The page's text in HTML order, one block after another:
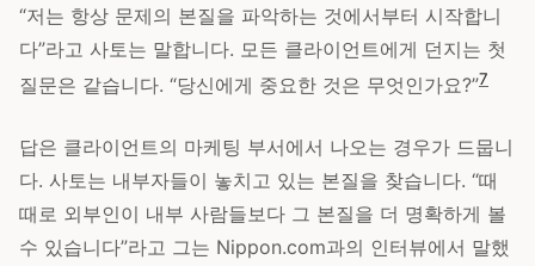
“저는 항상 문제의 본질을 파악하는 것에서부터 시작합니
다”라고 사토는 말합니다. 모든 클라이언트에게 던지는 첫
질문은 같습니다. “당신에게 중요한 것은 무엇인가요?”7
답은 클라이언트의 마케팅 부서에서 나오는 경우가 드뭅니
다. 사토는 내부자들이 놓치고 있는 본질을 찾습니다. “때
때로 외부인이 내부 사람들보다 그 본질을 더 명확하게 볼
수 있습니다”라고 그는 Nippon.com과의 인터뷰에서 말했